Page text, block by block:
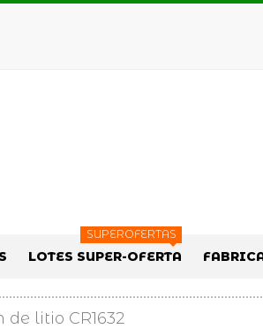
LOTES SUPER-OFERTA
SUPEROFERTAS
litio CR1632